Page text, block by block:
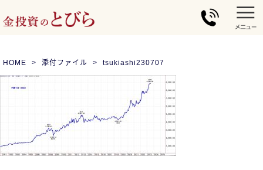
HOME 添付ファイル tsukiashi230707